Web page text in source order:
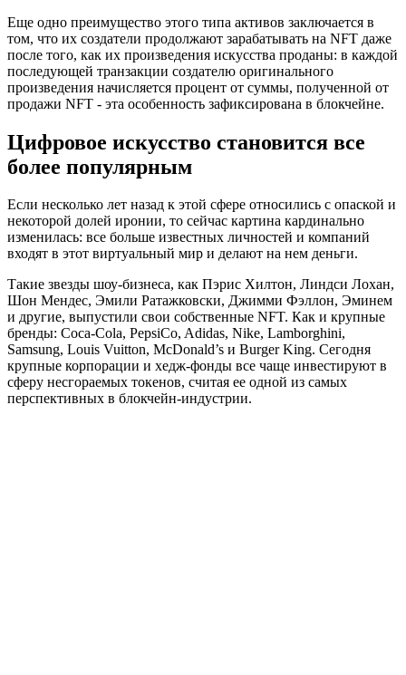
Еще одно преимущество этого типа активов заключается в
том, что их создатели продолжают зарабатывать на NFT даже
после того, как их произведения искусства проданы: в каждой
последующей транзакции создателю оригинального
произведения начисляется процент от суммы, полученной от
продажи NFT - эта особенность зафиксирована в блокчейне.
Цифровое искусство становится все
более популярным
Если несколько лет назад к этой сфере относились с опаской и
некоторой долей иронии, то сейчас картина кардинально
изменилась: все больше известных личностей и компаний
входят в этот виртуальный мир и делают на нем деньги.
Такие звезды шоу-бизнеса, как Пэрис Хилтон, Линдси Лохан,
Шон Мендес, Эмили Ратажковски, Джимми Фэллон, Эминем
и другие, выпустили свои собственные NFT. Как и крупные
бренды: Coca-Cola, PepsiCo, Adidas, Nike, Lamborghini,
Samsung, Louis Vuitton, McDonald’s и Burger King. Сегодня
крупные корпорации и хедж-фонды все чаще инвестируют в
сферу несгораемых токенов, считая ее одной из самых
перспективных в блокчейн-индустрии.